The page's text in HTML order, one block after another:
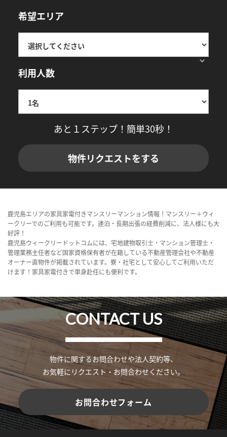
希望エリア
利用人数
あと１ステップ！簡単30秒！
物件リクエストをする
鹿児島エリアの家具家電付きマンスリーマンション情報！マンスリー＋ウィ
ークリーでのご利用も可能です。連泊・長期出張の経費削減に、法人様にも大
好評！
鹿児島ウィークリードットコムには、宅地建物取引士・マンション管理士・
管理業務主任者など国家資格保有者が在籍している不動産管理会社や不動産
オーナー直物件が掲載されています。寮・社宅として安心してご利用いただ
けます！家具家電付きで単身赴任にも便利です。
CONTACT US
物件に関するお問合わせや法人契約等、
お気軽にリクエスト・お問合わせください。
お問合わせフォーム